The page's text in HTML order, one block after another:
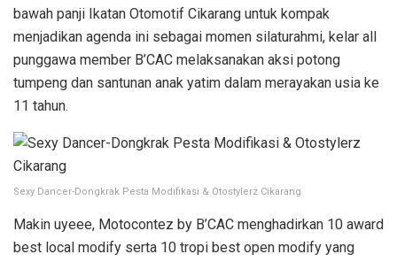
bawah panji Ikatan Otomotif Cikarang untuk kompak
menjadikan agenda ini sebagai momen silaturahmi, kelar all
punggawa member B’CAC melaksanakan aksi potong
tumpeng dan santunan anak yatim dalam merayakan usia ke
11 tahun.
Sexy Dancer-Dongkrak Pesta Modifikasi & Otostylerz Cikarang
Makin uyeee, Motocontez by B’CAC menghadirkan 10 award
best local modify serta 10 tropi best open modify yang